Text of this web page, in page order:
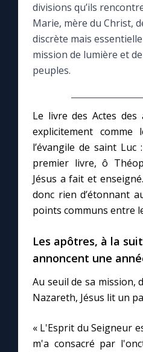
Le compte Tiktok
Le magazine
Questions-réponses
Prier au quotidien
Avec Thérèse de Lisieux
Les premiers samedis du
Marie qui défait les nœuds
Me consacrer à Jésus par
divisions qu’ils
Marie, mère du Christ,
discrète mais
mission de lumière et
peuples.
Le livre des Actes
explicitement comme
l’évangile de saint Luc
premier livre, ô
Jésus a fait et
donc rien d’étonnant
points communs entre
Les apôtres, à la
annoncent une
Au seuil de sa mission,
Nazareth, Jésus lit un
« L'Esprit du Seigneur
m'a consacré par